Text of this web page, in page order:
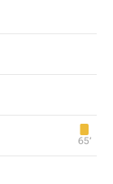
65‎’‎